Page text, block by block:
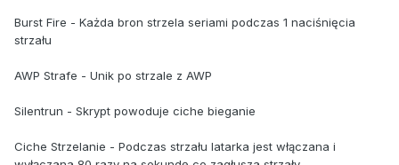
Burst Fire - Każda bron strzela seriami podczas 1 naciśnięcia
strzału
AWP Strafe - Unik po strzale z AWP
Silentrun - Skrypt powoduje ciche bieganie
Ciche Strzelanie - Podczas strzału latarka jest włączana i